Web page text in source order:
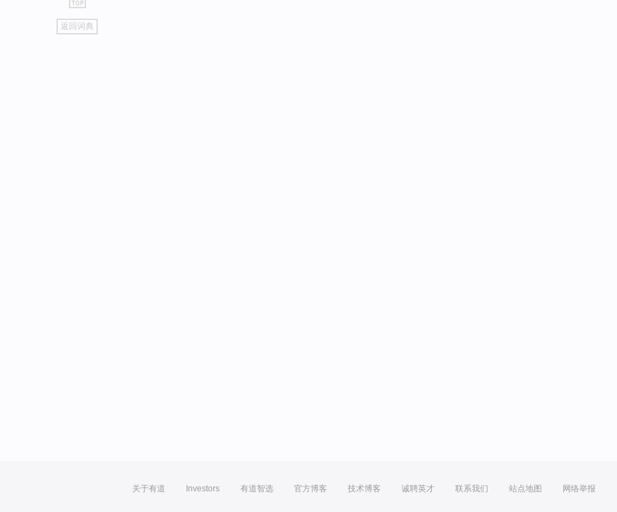
go
top
返回词典
关于有道 Investors 有道智选 官方博客 技术博客 诚聘英才 联系我们 站点地图 网络举报